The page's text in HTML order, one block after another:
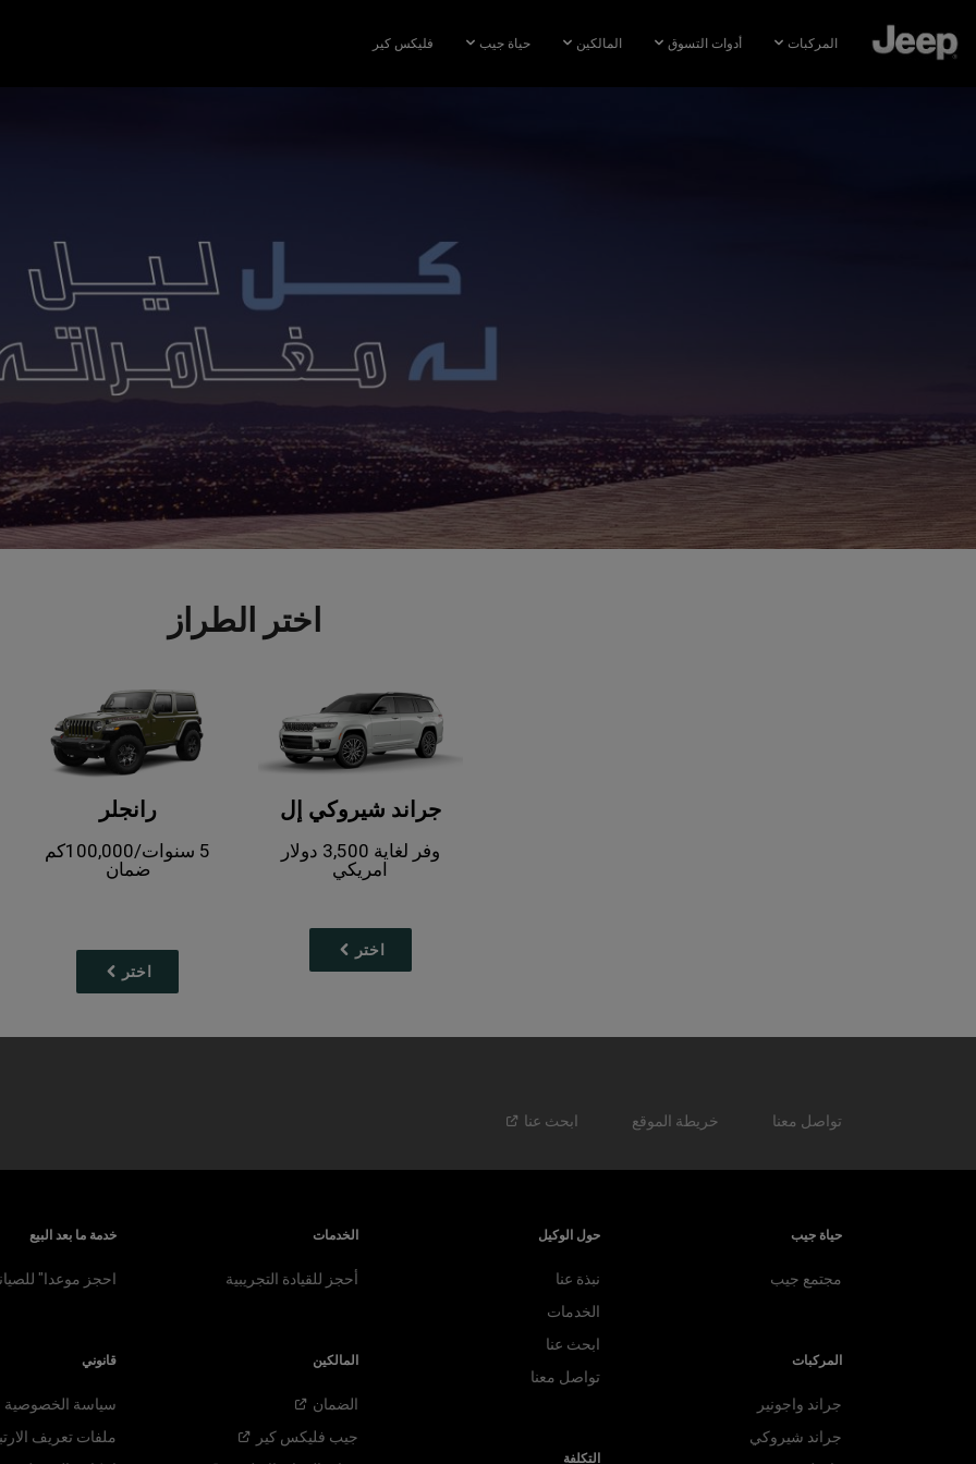
MAIN
CONTENT
المركبات أدوات التسوق المالكين حياة جيب فليكس كير
اختر الطراز
جراند شيروكي إل
وفر لغاية 3,500 دولار
امريكي
اختر
رانجلر
5 سنوات/100,000كم
ضمان
اختر
تواصل معنا خريطة الموقع ابحث عنا
حياة جيب
مجتمع جيب
المركبات
جراند واجونير
جراند شيروكي
حول الوكيل
نبذة عنا
الخدمات
ابحث عنا
تواصل معنا
التكلفة
الخدمات
أحجز للقيادة التجريبية
المالكين
الضمان
جيب فليكس كير
خدمة ما بعد البيع
احجز موعدا"
قانوني
سياسة الخصوصية
ملفات تعريف